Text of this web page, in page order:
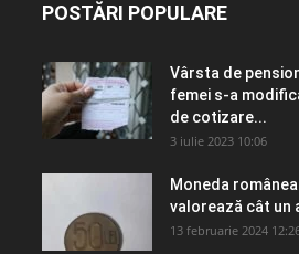
POSTĂRI POPULARE
Vârsta de
femei s-a
de cotizare...
3 iulie 2023 10:06
Moneda
valorează cât un
13 februarie 2024